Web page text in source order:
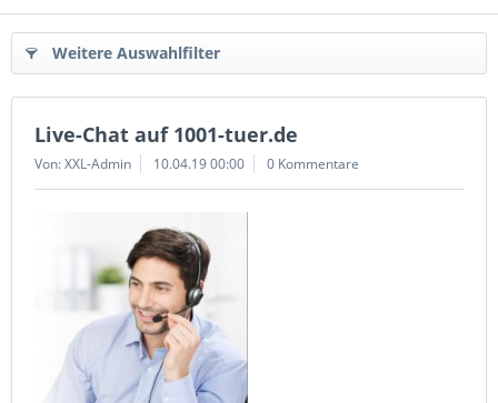
Weitere Auswahlfilter
Live-Chat auf 1001-tuer.de
Von: XXL-Admin 10.04.19 00:00 0 Kommentare